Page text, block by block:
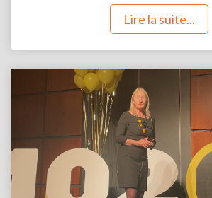
Lire la suite...